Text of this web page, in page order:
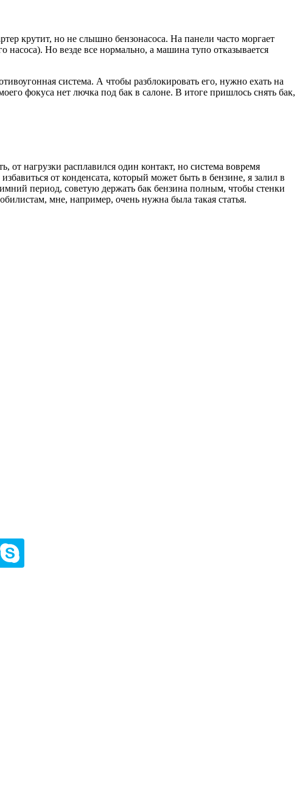
крутит, но не слышно бензонасоса. На панели часто моргает
насоса). Но везде все нормально, а машина тупо отказывается
система. А чтобы разблокировать его, нужно ехать на
фокуса нет лючка под бак в салоне. В итоге пришлось снять бак,
нагрузки расплавился один контакт, но система вовремя
от конденсата, который может быть в бензине, я залил в
период, советую держать бак бензина полным, чтобы стенки
мне, например, очень нужна была такая статья.